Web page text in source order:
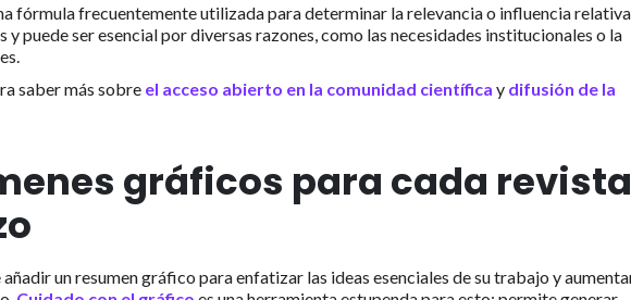
fórmula frecuentemente utilizada para determinar la relevancia o influencia
puede ser esencial por diversas razones, como las necesidades institucionales o la
saber más sobre el acceso abierto en la comunidad científica y difusión de la
gráficos para cada revista
un resumen gráfico para enfatizar las ideas esenciales de su trabajo y